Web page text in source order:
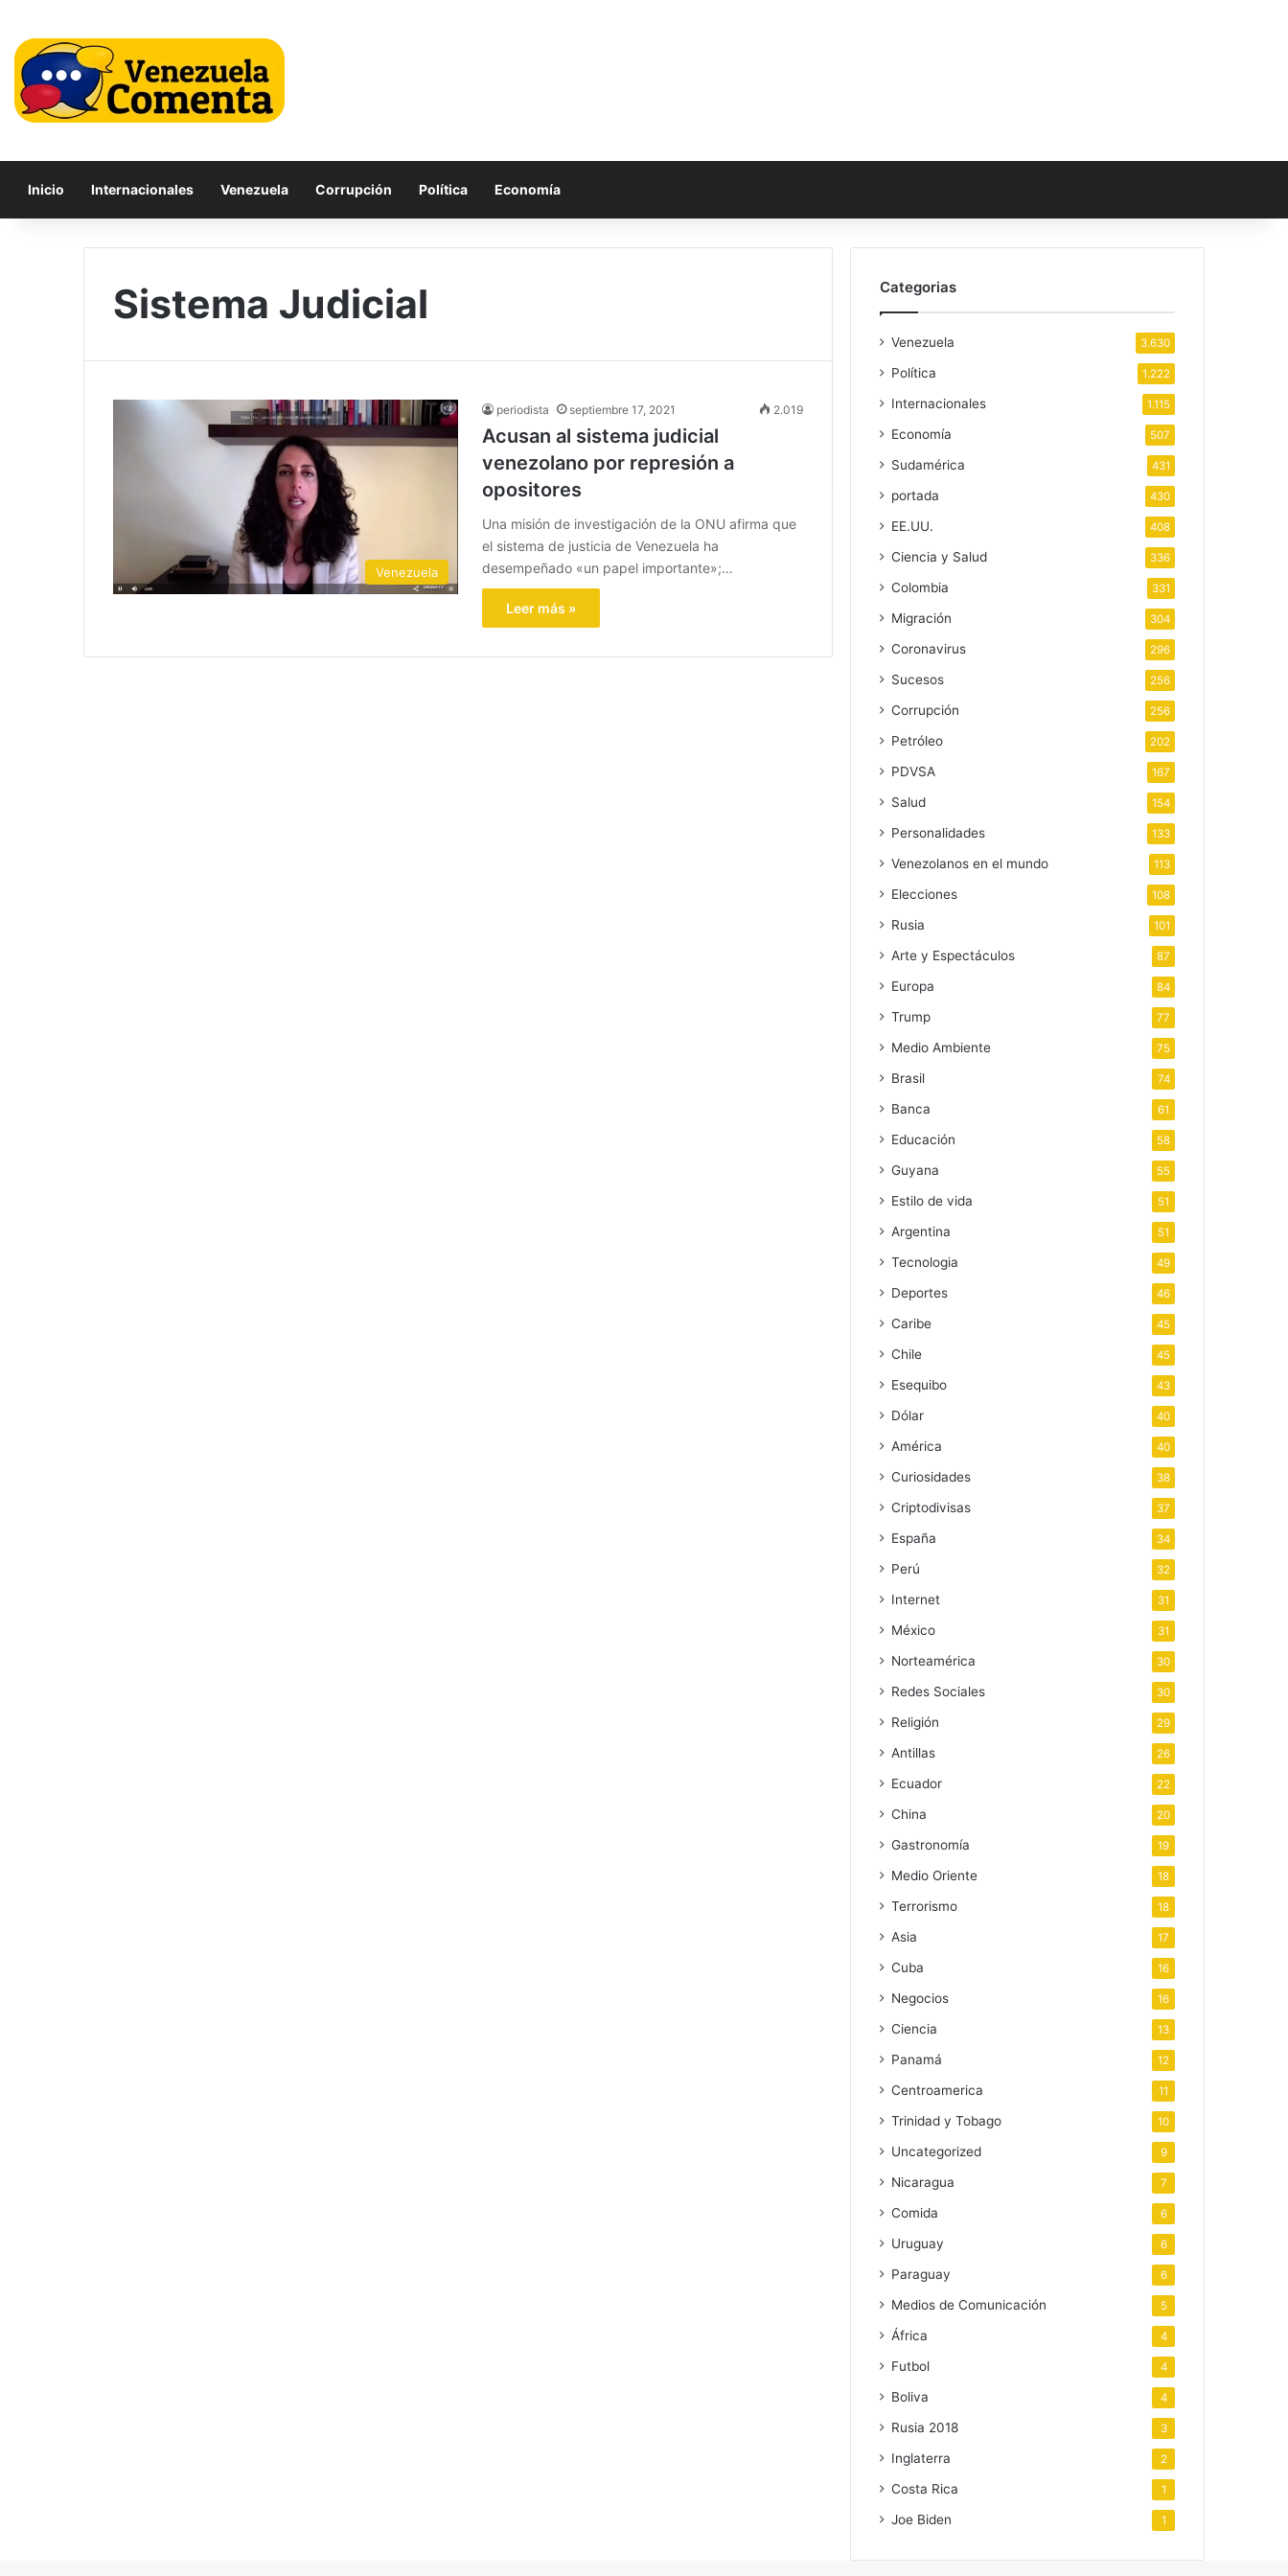
Inicio Internacionales Venezuela Corrupción Política Economía
Sistema Judicial
Venezuela
periodista septiembre 17, 2021 2.019
Acusan al sistema judicial
venezolano por represión a
opositores
Una misión de investigación de la ONU afirma que
el sistema de justicia de Venezuela ha
desempeñado «un papel importante»;…
Leer más »
Categorias
Venezuela 3.630
Política 1.222
Internacionales 1.115
Economía 507
Sudamérica 431
portada 430
EE.UU. 408
Ciencia y Salud 336
Colombia 331
Migración 304
Coronavirus 296
Sucesos 256
Corrupción 256
Petróleo 202
PDVSA 167
Salud 154
Personalidades 133
Venezolanos en el mundo 113
Elecciones 108
Rusia 101
Arte y Espectáculos 87
Europa 84
Trump 77
Medio Ambiente 75
Brasil 74
Banca 61
Educación 58
Guyana 55
Estilo de vida 51
Argentina 51
Tecnologia 49
Deportes 46
Caribe 45
Chile 45
Esequibo 43
Dólar 40
América 40
Curiosidades 38
Criptodivisas 37
España 34
Perú 32
Internet 31
México 31
Norteamérica 30
Redes Sociales 30
Religión 29
Antillas 26
Ecuador 22
China 20
Gastronomía 19
Medio Oriente 18
Terrorismo 18
Asia 17
Cuba 16
Negocios 16
Ciencia 13
Panamá 12
Centroamerica 11
Trinidad y Tobago 10
Uncategorized 9
Nicaragua 7
Comida 6
Uruguay 6
Paraguay 6
Medios de Comunicación 5
África 4
Futbol 4
Boliva 4
Rusia 2018 3
Inglaterra 2
Costa Rica 1
Joe Biden 1